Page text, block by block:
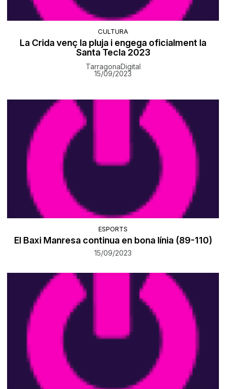
CULTURA
La Crida venç la pluja i engega oficialment la
Santa Tecla 2023
TarragonaDigital
15/09/2023
ESPORTS
El Baxi Manresa continua en bona línia (89-110)
15/09/2023